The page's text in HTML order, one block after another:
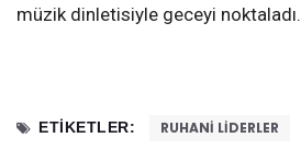
müzik dinletisiyle geceyi noktaladı.
ETIKETLER: RUHANI LIDERLER